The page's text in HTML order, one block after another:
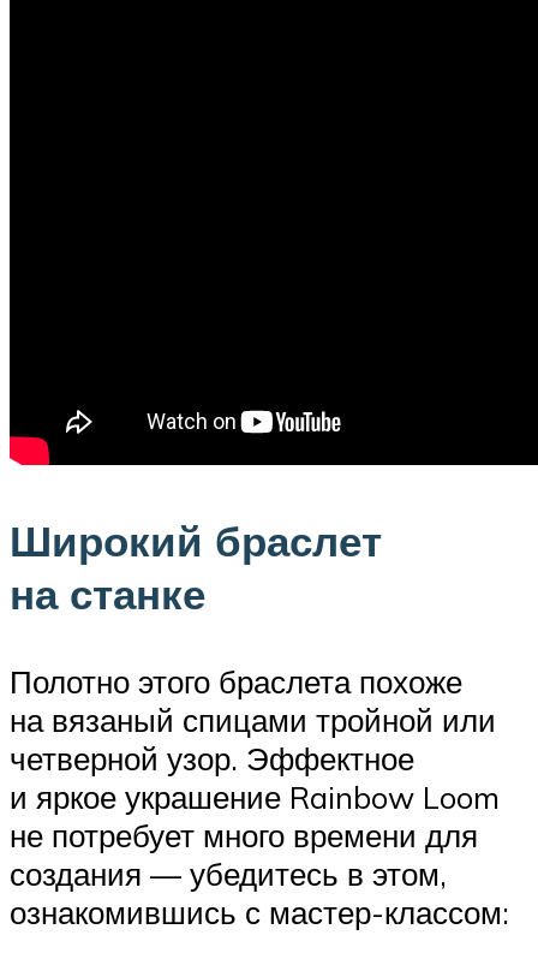
Широкий браслет
на станке
Полотно этого браслета похоже
на вязаный спицами тройной или
четверной узор. Эффектное
и яркое украшение Rainbow Loom
не потребует много времени для
создания — убедитесь в этом,
ознакомившись с мастер-классом: